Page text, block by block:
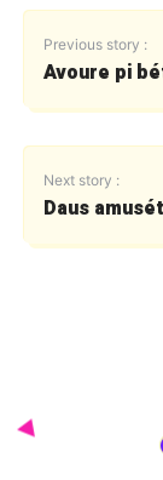
Previous story :
Avoure pi
Next story :
Daus